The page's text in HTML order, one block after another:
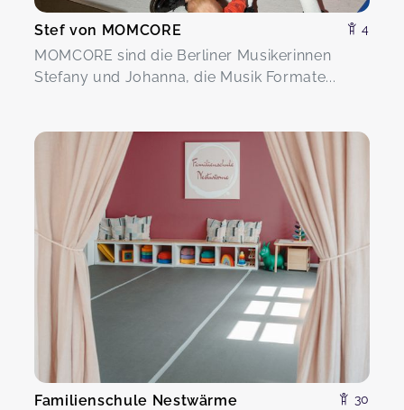
Stef von MOMCORE 4
MOMCORE sind die Berliner Musikerinnen
Stefany und Johanna, die Musik Formate...
Familienschule Nestwärme 30